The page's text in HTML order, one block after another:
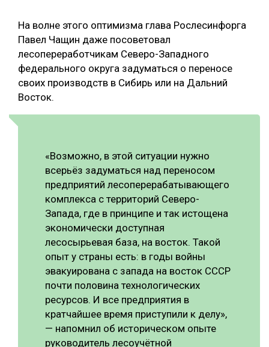
На волне этого оптимизма глава Рослесинфорга
Павел Чащин даже посоветовал
лесопереработчикам Северо-Западного
федерального округа задуматься о переносе
своих производств в Сибирь или на Дальний
Восток.
«Возможно, в этой ситуации нужно
всерьёз задуматься над переносом
предприятий лесоперерабатывающего
комплекса с территорий Северо-
Запада, где в принципе и так истощена
экономически доступная
лесосырьевая база, на восток. Такой
опыт у страны есть: в годы войны
эвакуирована с запада на восток СССР
почти половина технологических
ресурсов. И все предприятия в
кратчайшее время приступили к делу»,
— напомнил об историческом опыте
руководитель лесоучётной